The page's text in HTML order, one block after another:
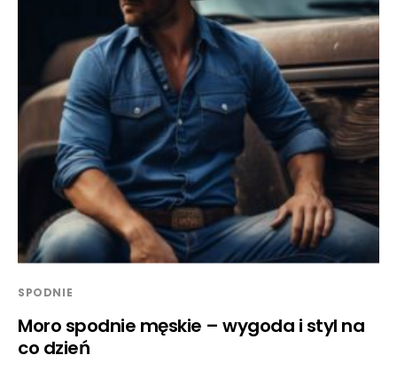
SPODNIE
Moro spodnie męskie – wygoda i styl na
co dzień